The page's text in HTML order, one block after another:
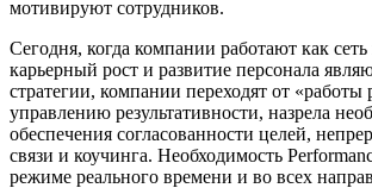
мотивируют сотрудников.
Сегодня, когда компании работают как сеть
карьерный рост и развитие персонала
стратегии, компании переходят от «работы
управлению результативности, назрела
обеспечения согласованности целей,
связи и коучинга. Необходимость
режиме реального времени и во всех